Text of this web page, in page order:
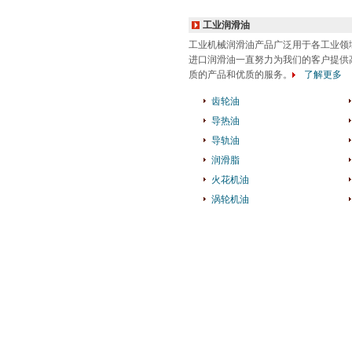
工业润滑油
工业机械润滑油产品广泛用于各工业领
进口润滑油一直努力为我们的客户提供
质的产品和优质的服务。
了解更多
齿轮油
导热油
导轨油
润滑脂
火花机油
涡轮机油